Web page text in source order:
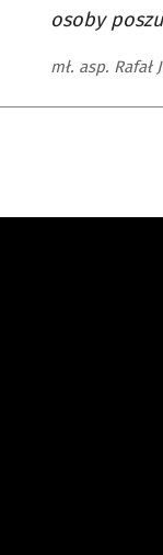
osoby
mł. asp.